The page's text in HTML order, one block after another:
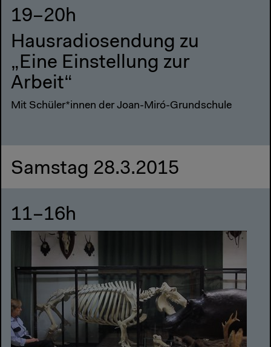
19–20h
Hausradiosendung zu
„Eine Einstellung zur
Arbeit“
Mit Schüler*innen der Joan-Miró-Grundschule
Samstag 28.3.2015
11–16h